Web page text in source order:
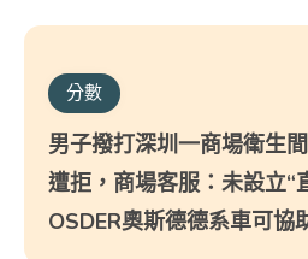
分數
男子撥打深圳一商場衛生
遭拒，商場客服：未設立“
OSDER奧斯德德系車可協